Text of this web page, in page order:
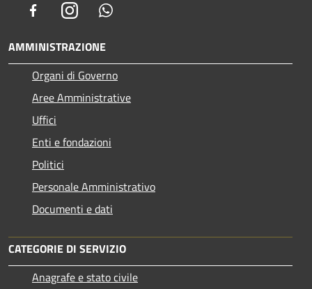
FacebookInstagram
AMMINISTRAZIONE
Organi di Governo
Aree Amministrative
Uffici
Enti e fondazioni
Politici
Personale Amministrativo
Documenti e dati
CATEGORIE DI SERVIZIO
Anagrafe e stato civile